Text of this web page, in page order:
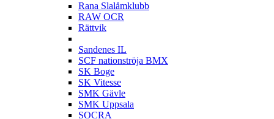
Rana Slalåmklubb
RAW OCR
Rättvik
Sandenes IL
SCF nationströja BMX
SK Boge
SK Vitesse
SMK Gävle
SMK Uppsala
SOCRA